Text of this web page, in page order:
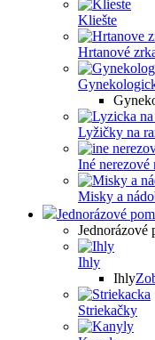
Kliešte
Hrtanové
Lyžičky na
Iné nerezové
Misky a
Jednorázové
Jednorázové
Ihly
Ihly
Striekačky